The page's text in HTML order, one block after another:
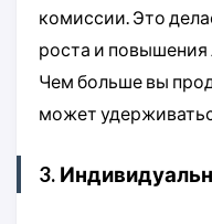
комиссии. Это
роста и повышения
Чем больше вы
может
3.